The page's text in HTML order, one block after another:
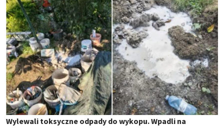
Wylewali toksyczne odpady do wykopu. Wpadli na